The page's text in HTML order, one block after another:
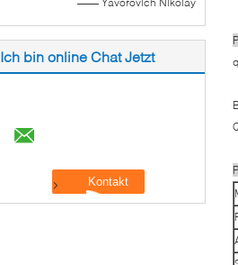
Ich bin online Chat Jetzt